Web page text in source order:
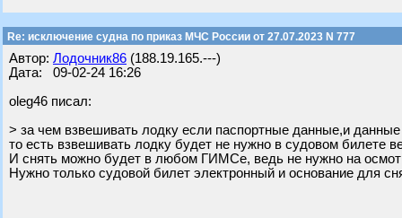
Re: исключение судна по приказ МЧС России от 27.07.2023 N 777
Автор: Лодочник86 (188.19.165.---)
Дата: 09-02-24 16:26
oleg46 писал:
> за чем взвешивать лодку если паспортные данные,и
то есть взвешивать лодку будет не нужно в судовом билете
И снять можно будет в любом ГИМСе, ведь не нужно на
Нужно только судовой билет электронный и основание для